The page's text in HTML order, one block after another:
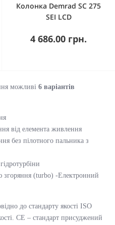
Колонка Demrad SC 275
SEI LCD
4 686.00 грн.
можливі 6 варіантів
від елемента живлення
без пілотного пальника з
згоряння (turbo) -Електронний
до стандарту якості ISO
CE – стандарт присуджений